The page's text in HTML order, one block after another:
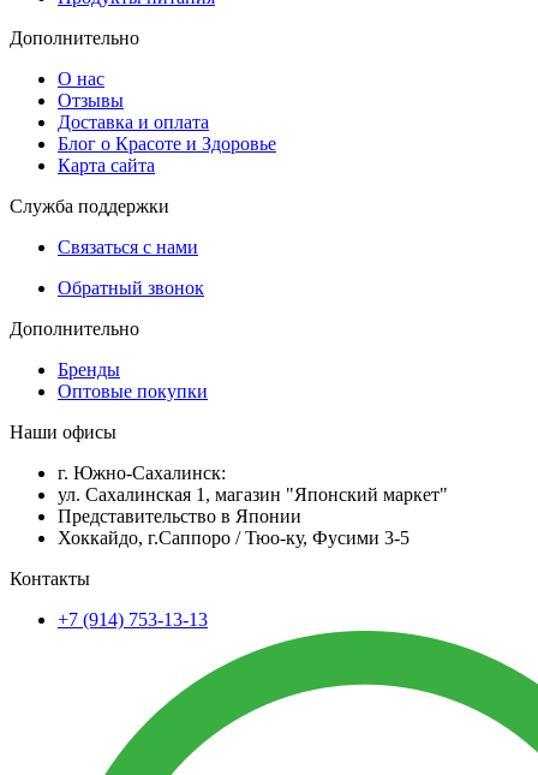
Дополнительно
О нас
Отзывы
Доставка и оплата
Блог о Красоте и Здоровье
Карта сайта
Служба поддержки
Связаться с нами
Обратный звонок
Дополнительно
Бренды
Оптовые покупки
Наши офисы
г. Южно-Сахалинск:
ул. Сахалинская 1, магазин "Японский маркет"
Представительство в Японии
Хоккайдо, г.Саппоро / Тюо-ку, Фусими 3-5
Контакты
+7 (914) 753-13-13